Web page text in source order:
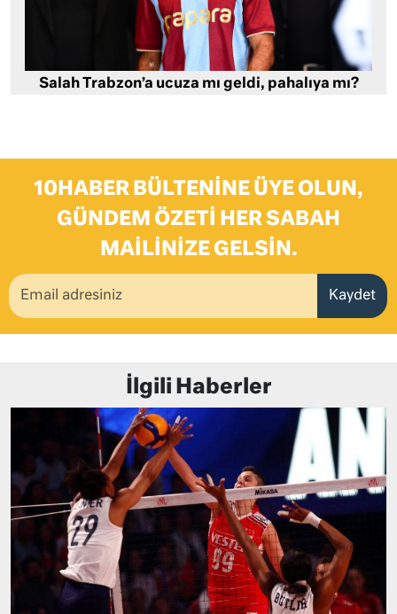
Salah Trabzon’a ucuza mı geldi, pahalıya mı?
10HABER BÜLTENINE ÜYE OLUN,
GÜNDEM ÖZETI HER SABAH
MAILINIZE GELSIN.
Kaydet
İlgili Haberler